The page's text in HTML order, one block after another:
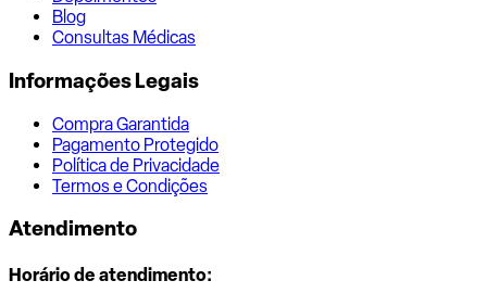
Blog
Consultas Médicas
Informações Legais
Compra Garantida
Pagamento Protegido
Política de Privacidade
Termos e Condições
Atendimento
Horário de atendimento: